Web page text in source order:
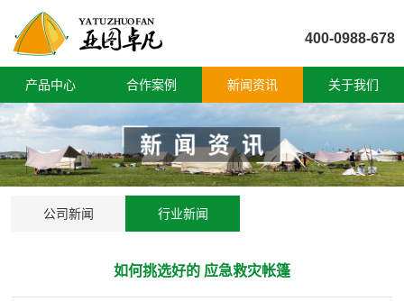
400-0988-678
产品中心 合作案例 新闻资讯 关于我们
公司新闻 行业新闻
如何挑选好的 应急救灾帐篷